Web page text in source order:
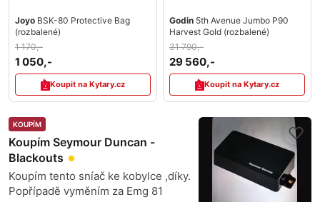
Joyo BSK-80 Protective Bag
(rozbalené)
1 170,-
1 050,-
Koupit na Kytary.cz
Godin 5th Avenue Jumbo P90
Harvest Gold (rozbalené)
31 790,-
29 560,-
Koupit na Kytary.cz
KOUPÍM
Koupím Seymour Duncan -
Blackouts
Koupím tento sníač ke kobylce ,díky.
Popřípadě vyměním za Emg 81